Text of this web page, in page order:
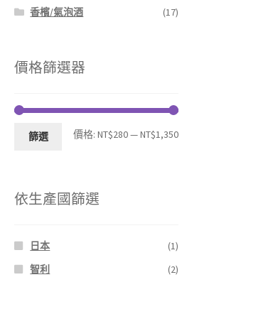
香檳/氣泡酒
(17)
價格篩選器
最
最
篩選 價格: NT$280—NT$1,350
依生產國篩選
日本
(1)
智利
(2)